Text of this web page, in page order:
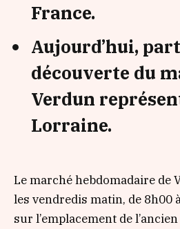
France.
Aujourd’hui,
découverte du
Verdun
Lorraine.
Le marché hebdomadaire de
les vendredis matin, de 8h00
sur l’emplacement de